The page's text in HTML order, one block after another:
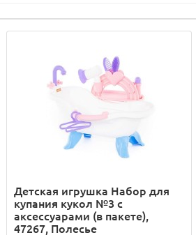
Детская игрушка Набор для
купания кукол №3 с
аксессуарами (в пакете),
47267, Полесье